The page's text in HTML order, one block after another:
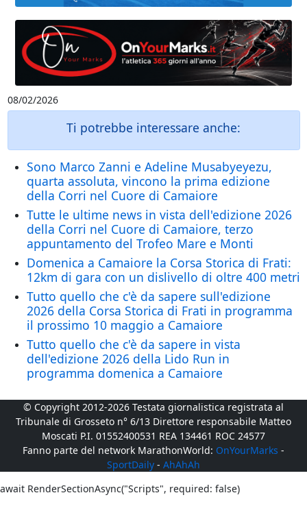
08/02/2026
Ti potrebbe interessare anche:
Sono Marco Zanni e Adeline Musabyeyezu,
quarta assoluta, vincono la prima edizione
della Corri nel Cuore di Camaiore
Tutte le ultime news in vista dell'edizione 2026
della Corri nel Cuore di Camaiore, terzo
appuntamento del Trofeo Mare e Monti
Domenica a Camaiore la Corsa Storica di Frati:
12km di gara con un dislivello di oltre 400 metri
Tutto quello che c'è da sapere sull'edizione
2026 della Corsa Storica di Frati in programma
il prossimo 10 maggio a Camaiore
Tutto quello che c'è da sapere in vista
dell'edizione 2026 della Lido Run in
programma domenica a Camaiore
© Copyright 2012-2026 Testata giornalistica registrata al
Tribunale di Grosseto n° 6/13 Direttore responsabile Matteo
Moscati P.I. 01552400531 REA 134461 ROC 24577
Fanno parte del network MarathonWorld: OnYourMarks -
SportDaily - AhAhAh
await RenderSectionAsync("Scripts", required: false)